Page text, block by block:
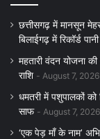
छत्तीसगढ़ में मानसून
बिलाईगढ़ में रिकॉर्ड पानी
महतारी वंदन योजना
राशि
August 7, 2026
धमतरी में पशुपालकों को
साफ
August 7, 2026
‘एक पेड़ माँ के नाम’